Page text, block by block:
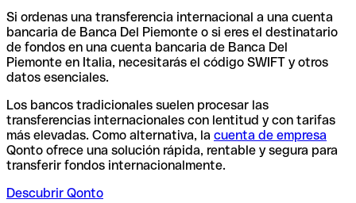
Si ordenas una transferencia internacional a una cuenta
bancaria de Banca Del Piemonte o si eres el destinatario
de fondos en una cuenta bancaria de Banca Del
Piemonte en Italia, necesitarás el código SWIFT y otros
datos esenciales.
Los bancos tradicionales suelen procesar las
transferencias internacionales con lentitud y con tarifas
más elevadas. Como alternativa, la cuenta de empresa
Qonto ofrece una solución rápida, rentable y segura para
transferir fondos internacionalmente.
Descubrir Qonto